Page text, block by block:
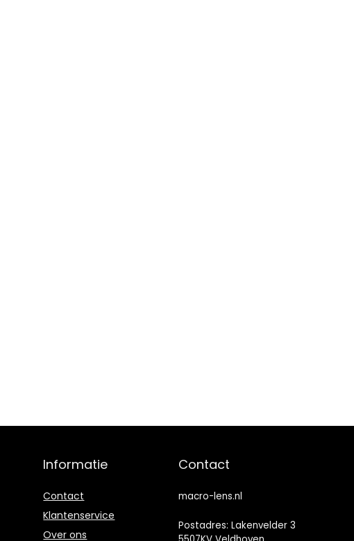
Informatie
Contact
Klantenservice
Over ons
Contact
macro-lens.nl
Postadres: Lakenvelder 3